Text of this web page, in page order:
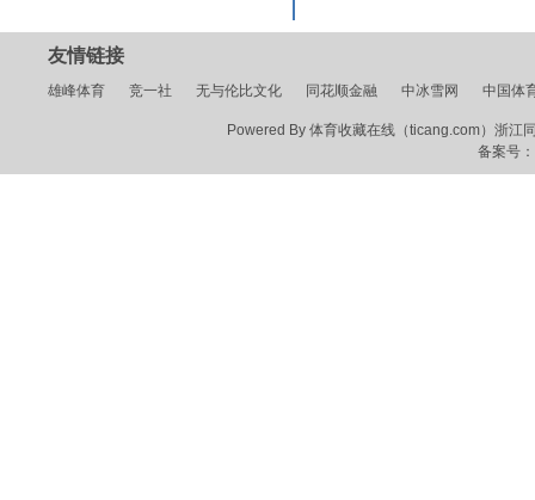
友情链接
雄峰体育 竞一社 无与伦比文化 同花顺金融 中冰雪网 中国体
Powered By 体育收藏在线（ticang.com）浙江
备案号：